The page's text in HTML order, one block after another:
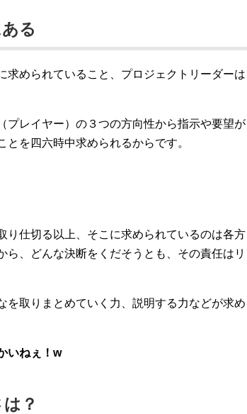
る
求められていること、プロジェクトリーダーは
プレイヤー）の３つの方向性から指示や要望が
を四六時中求められるからです。
り仕切る以上、そこに求められているのは各方
、どんな決断をくだそうとも、その責任はリ
を取りまとめていく力、説明する力などが求め
いねぇ！w
？